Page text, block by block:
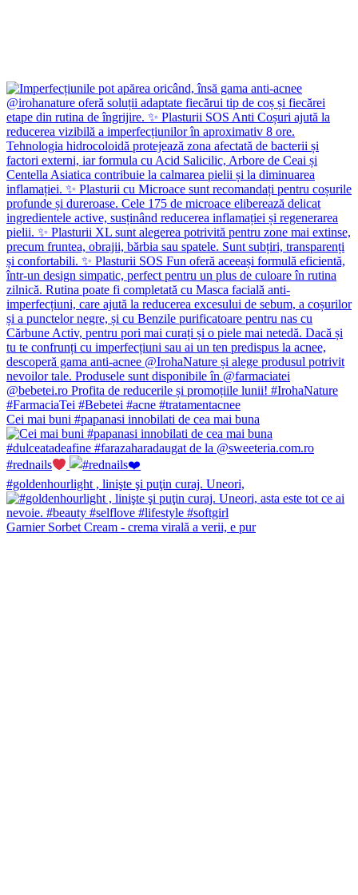
Cei mai buni #papanasi innobilati de cea mai buna
#rednails
#goldenhourlight , linişte şi puţin curaj. Uneori,
Garnier Sorbet Cream - crema virală a verii, e pur